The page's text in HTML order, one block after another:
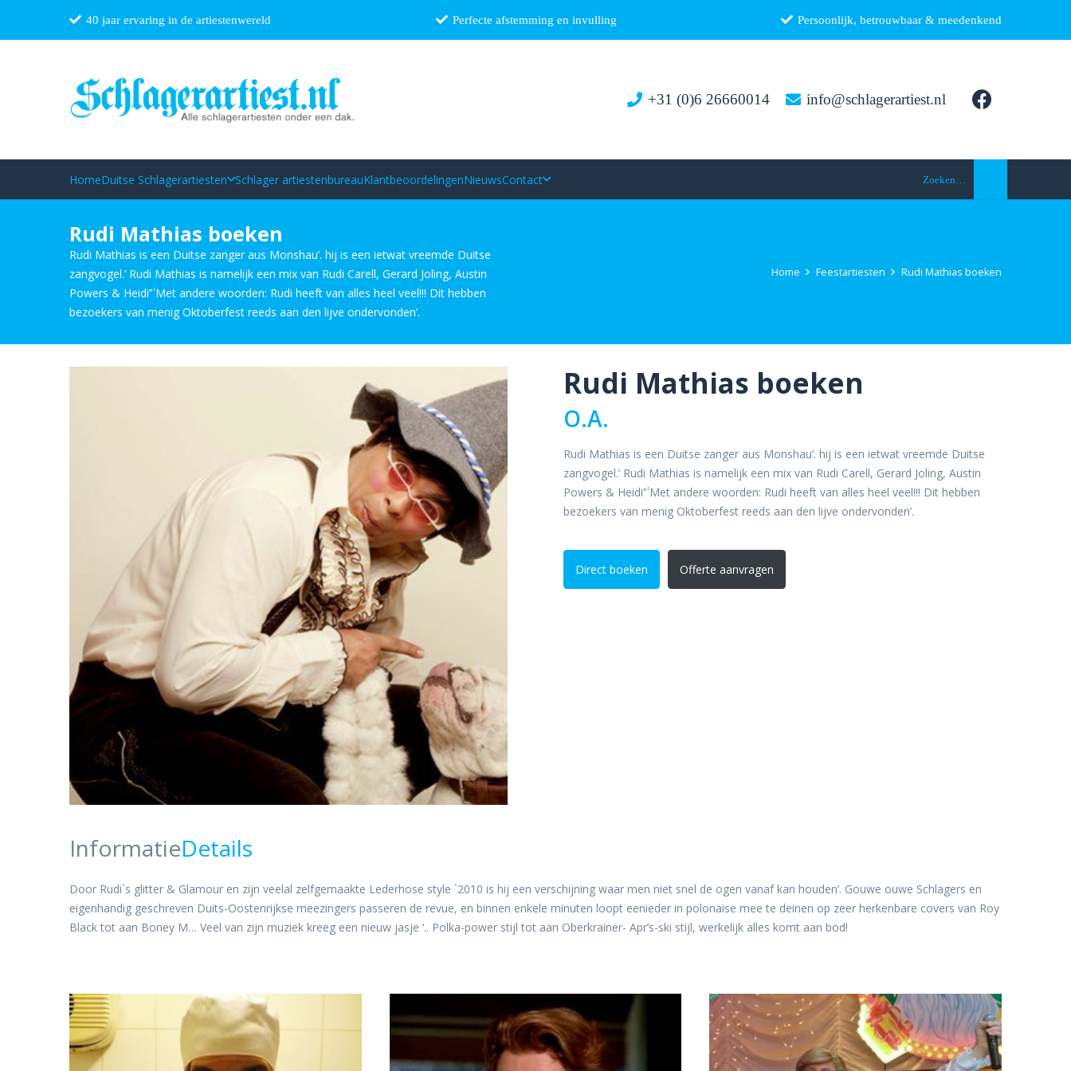
40 jaar ervaring in de artiestenwereld Perfecte afstemming en invulling Persoonlijk, betrouwbaar & meedenkend
+31 (0)6 26660014 info@schlagerartiest.nl
HomeDuitse Schlagerartiesten Schlager artiestenbureauKlantbeoordelingenNieuwsContact Zoeken…
Rudi Mathias boeken
Rudi Mathias is een Duitse zanger aus Monshau’. hij is een ietwat vreemde Duitse
zangvogel.’ Rudi Mathias is namelijk een mix van Rudi Carell, Gerard Joling, Austin
Powers & Heidi’݃’ Met andere woorden: Rudi heeft van alles heel veel!!! Dit hebben
bezoekers van menig Oktoberfest reeds aan den lijve ondervonden’.
Home Feestartiesten Rudi Mathias boeken
Rudi Mathias boeken
O.A.
Rudi Mathias is een Duitse zanger aus Monshau’. hij is een ietwat vreemde Duitse
zangvogel.’ Rudi Mathias is namelijk een mix van Rudi Carell, Gerard Joling, Austin
Powers & Heidi’݃’ Met andere woorden: Rudi heeft van alles heel veel!!! Dit hebben
bezoekers van menig Oktoberfest reeds aan den lijve ondervonden’.
Direct boeken Offerte aanvragen
InformatieDetails
Door Rudi`s glitter & Glamour en zijn veelal zelfgemaakte Lederhose style `2010 is hij een verschijning waar men niet snel de ogen vanaf kan houden’. Gouwe ouwe Schlagers en
eigenhandig geschreven Duits-Oostenrijkse meezingers passeren de revue, en binnen enkele minuten loopt eenieder in polonaise mee te deinen op zeer herkenbare covers van Roy
Black tot aan Boney M… Veel van zijn muziek kreeg een nieuw jasje ‘.. Polka-power stijl tot aan Oberkrainer- Apr’s-ski stijl, werkelijk alles komt aan bod!